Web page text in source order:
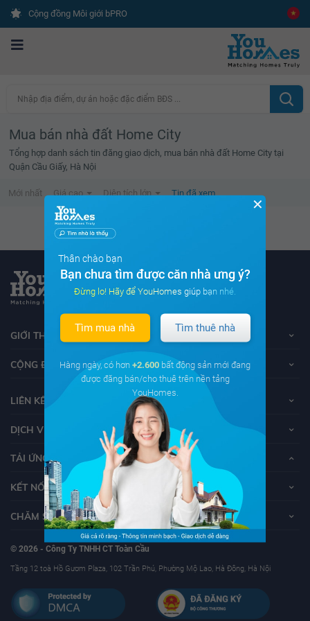
Cộng đồng Môi giới bPRO
Nhập địa điểm, dự án hoặc đặc điểm BĐS ...
Mua bán nhà đất Home City
Tổng hợp danh sách tin đăng giao dịch, mua bán nhà đất Home City tại
Quận Cầu Giấy, Hà Nội
Mới nhất Giá cao Diện tích lớn Tin đã xem
Danh sách tin đã xem trống
GIỚI THIỆU VỀ YOUHOMES
CỘNG ĐỒNG YOUHOMERS
LIÊN KẾT
DỊCH VỤ KHÁCH HÀNG
TẢI ỨNG DỤNG YOUHOMES
KẾT NỐI VỚI YOUHOMES
CHĂM SÓC KHÁCH HÀNG
© 2026 - Công Ty TNHH CT Toàn Cầu
Tầng 12 toà Hồ Gươm Plaza, 102 Trần Phú, Phường Mộ Lao, Hà Đông, Hà Nội
✕
Thân chào bạn
Bạn chưa tìm được căn nhà ưng ý?
Đừng lo! Hãy để YouHomes giúp bạn nhé.
Tìm mua nhà Tìm thuê nhà
Hàng ngày, có hơn +2.600 bất động sản mới đang
được đăng bán/cho thuê trên nền tảng
YouHomes.